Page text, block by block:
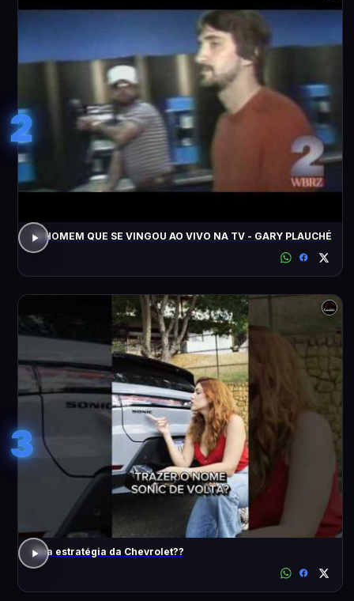
2
O HOMEM QUE SE VINGOU AO VIVO NA TV - GARY PLAUCHÉ
3
Boa estratégia da Chevrolet??